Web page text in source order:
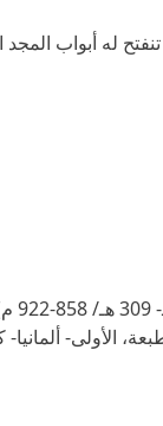
له أبواب المجد
ديوان